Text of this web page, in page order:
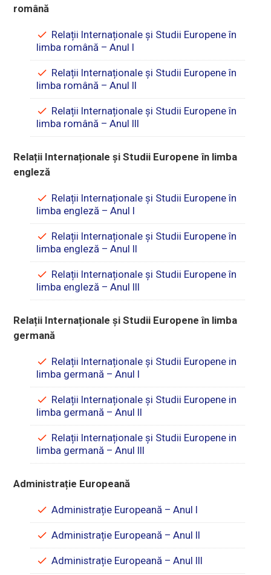
română
Relații Internaționale și Studii Europene în
limba română – Anul I
Relații Internaționale și Studii Europene în
limba română – Anul II
Relații Internaționale și Studii Europene în
limba română – Anul III
Relații Internaționale și Studii Europene în limba
engleză
Relații Internaționale și Studii Europene în
limba engleză – Anul I
Relații Internaționale și Studii Europene în
limba engleză – Anul II
Relații Internaționale și Studii Europene în
limba engleză – Anul III
Relații Internaționale și Studii Europene în limba
germană
Relații Internaționale și Studii Europene in
limba germană – Anul I
Relații Internaționale și Studii Europene in
limba germană – Anul II
Relații Internaționale și Studii Europene in
limba germană – Anul III
Administrație Europeană
Administrație Europeană – Anul I
Administrație Europeană – Anul II
Administrație Europeană – Anul III